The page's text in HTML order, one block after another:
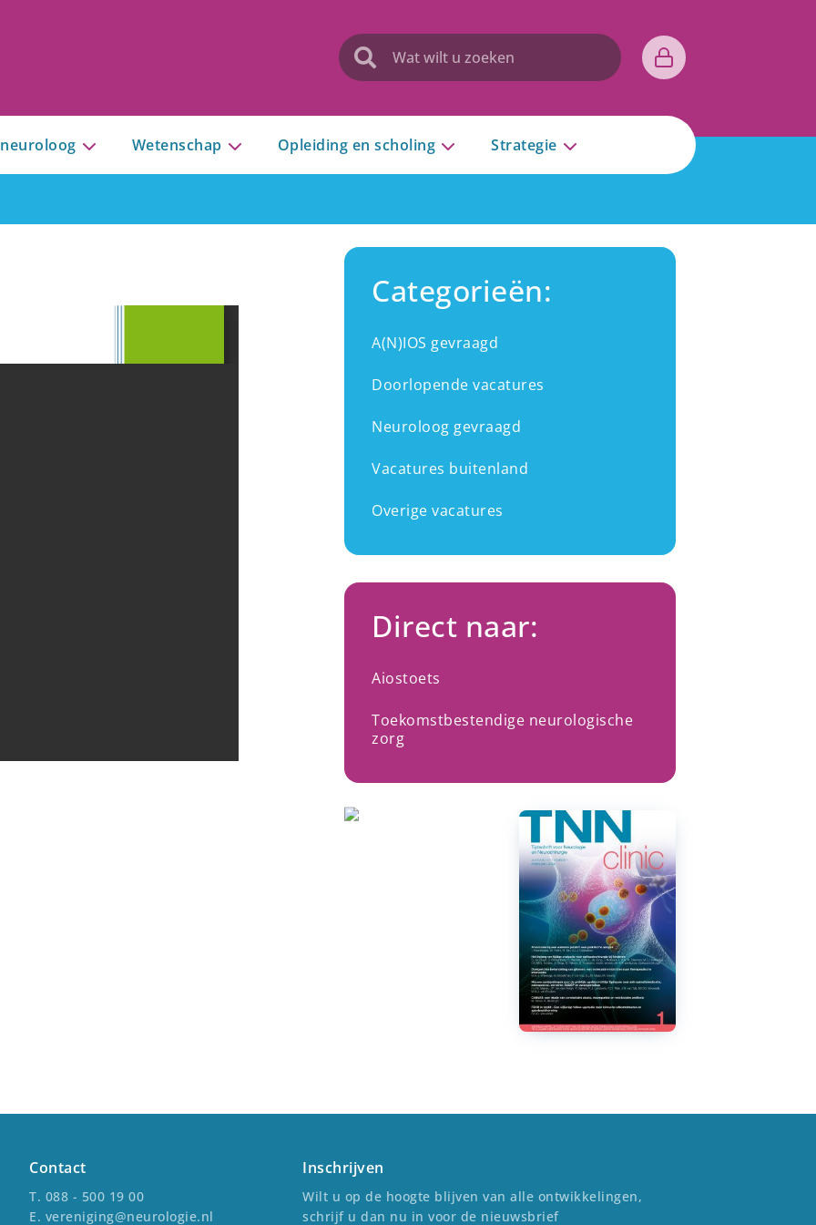
Wetenschap Opleiding en scholing Strategie
Categorieën:
A(N)IOS gevraagd
Doorlopende vacatures
Neuroloog gevraagd
Vacatures buitenland
Overige vacatures
Direct naar:
Aiostoets
Toekomstbestendige neurologische
zorg
Contact
T. 088 - 500 19 00
E. vereniging@neurologie.nl
Inschrijven
Wilt u op de hoogte blijven van alle ontwikkelingen,
schrijf u dan nu in voor de nieuwsbrief